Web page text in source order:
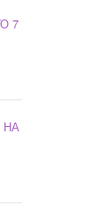
7
НА